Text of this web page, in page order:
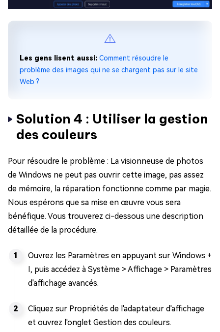
Les gens lisent aussi: Comment résoudre le
problème des images qui ne se chargent pas sur le site
Web ?
Solution 4 : Utiliser la gestion
des couleurs
Pour résoudre le problème : La visionneuse de photos
de Windows ne peut pas ouvrir cette image, pas assez
de mémoire, la réparation fonctionne comme par magie.
Nous espérons que sa mise en œuvre vous sera
bénéfique. Vous trouverez ci-dessous une description
détaillée de la procédure.
Ouvrez les Paramètres en appuyant sur Windows +
I, puis accédez à Système > Affichage > Paramètres
d'affichage avancés.
Cliquez sur Propriétés de l'adaptateur d'affichage
et ouvrez l'onglet Gestion des couleurs.